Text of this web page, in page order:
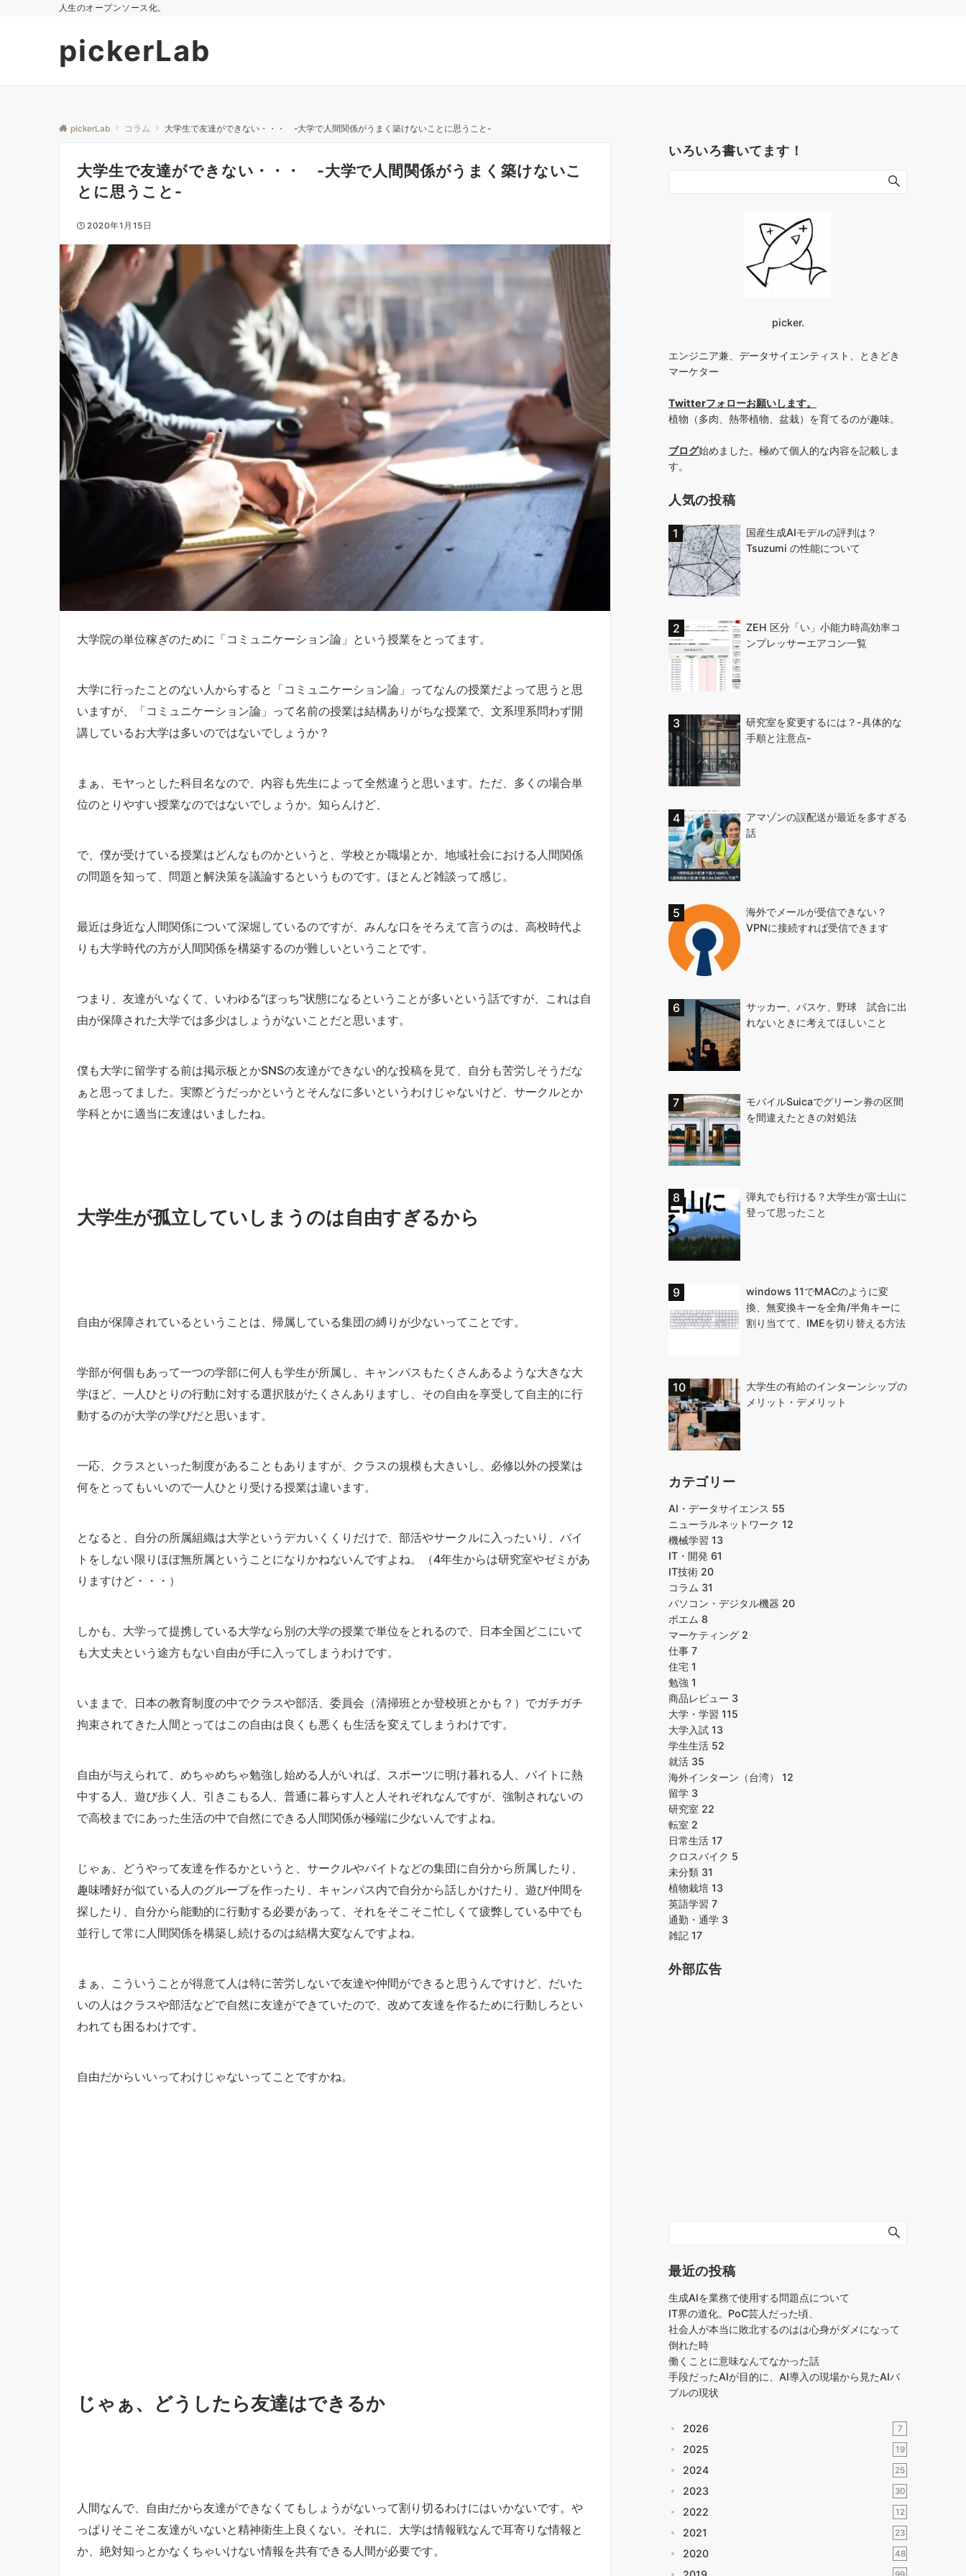
人生のオープンソース化。
pickerLab
pickerLab コラム 大学生で友達ができない・・・ -大学で人間関係がうまく築けないことに思うこと-
大学生で友達ができない・・・ -大学で人間関係がうまく築けないこ
とに思うこと-
2020年1月15日
大学院の単位稼ぎのために「コミュニケーション論」という授業をとってます。
大学に行ったことのない人からすると「コミュニケーション論」ってなんの授業だよって思うと思
いますが、「コミュニケーション論」って名前の授業は結構ありがちな授業で、文系理系問わず開
講しているお大学は多いのではないでしょうか？
まぁ、モヤっとした科目名なので、内容も先生によって全然違うと思います。ただ、多くの場合単
位のとりやすい授業なのではないでしょうか。知らんけど、
で、僕が受けている授業はどんなものかというと、学校とか職場とか、地域社会における人間関係
の問題を知って、問題と解決策を議論するというものです。ほとんど雑談って感じ。
最近は身近な人間関係について深堀しているのですが、みんな口をそろえて言うのは、高校時代よ
りも大学時代の方が人間関係を構築するのが難しいということです。
つまり、友達がいなくて、いわゆる”ぼっち”状態になるということが多いという話ですが、これは自
由が保障された大学では多少はしょうがないことだと思います。
僕も大学に留学する前は掲示板とかSNSの友達ができない的な投稿を見て、自分も苦労しそうだな
ぁと思ってました。実際どうだっかというとそんなに多いというわけじゃないけど、サークルとか
学科とかに適当に友達はいましたね。
大学生が孤立していしまうのは自由すぎるから
自由が保障されているということは、帰属している集団の縛りが少ないってことです。
学部が何個もあって一つの学部に何人も学生が所属し、キャンパスもたくさんあるような大きな大
学ほど、一人ひとりの行動に対する選択肢がたくさんありますし、その自由を享受して自主的に行
動するのが大学の学びだと思います。
一応、クラスといった制度があることもありますが、クラスの規模も大きいし、必修以外の授業は
何をとってもいいので一人ひとり受ける授業は違います。
となると、自分の所属組織は大学というデカいくくりだけで、部活やサークルに入ったいり、バイ
トをしない限りほぼ無所属ということになりかねないんですよね。（4年生からは研究室やゼミがあ
りますけど・・・）
しかも、大学って提携している大学なら別の大学の授業で単位をとれるので、日本全国どこにいて
も大丈夫という途方もない自由が手に入ってしまうわけです。
いままで、日本の教育制度の中でクラスや部活、委員会（清掃班とか登校班とかも？）でガチガチ
拘束されてきた人間とってはこの自由は良くも悪くも生活を変えてしまうわけです。
自由が与えられて、めちゃめちゃ勉強し始める人がいれば、スポーツに明け暮れる人、バイトに熱
中する人、遊び歩く人、引きこもる人、普通に暮らす人と人それぞれなんですが、強制されないの
で高校までにあった生活の中で自然にできる人間関係が極端に少ないんですよね。
じゃぁ、どうやって友達を作るかというと、サークルやバイトなどの集団に自分から所属したり、
趣味嗜好が似ている人のグループを作ったり、キャンパス内で自分から話しかけたり、遊び仲間を
探したり、自分から能動的に行動する必要があって、それをそこそこ忙しくて疲弊している中でも
並行して常に人間関係を構築し続けるのは結構大変なんですよね。
まぁ、こういうことが得意て人は特に苦労しないで友達や仲間ができると思うんですけど、だいた
いの人はクラスや部活などで自然に友達ができていたので、改めて友達を作るために行動しろとい
われても困るわけです。
自由だからいいってわけじゃないってことですかね。
じゃぁ、どうしたら友達はできるか
人間なんで、自由だから友達ができなくてもしょうがないって割り切るわけにはいかないです。や
っぱりそこそこ友達がいないと精神衛生上良くない。それに、大学は情報戦なんで耳寄りな情報と
か、絶対知っとかなくちゃいけない情報を共有できる人間が必要です。
いろいろ書いてます！
picker.
エンジニア兼、データサイエンティスト、ときどき
マーケター
Twitterフォローお願いします。
植物（多肉、熱帯植物、盆栽）を育てるのが趣味。
ブログ始めました。極めて個人的な内容を記載しま
す。
人気の投稿
国産生成AIモデルの評判は？
Tsuzumi の性能について
ZEH 区分「い」小能力時高効率コ
ンプレッサーエアコン一覧
研究室を変更するには？-具体的な
手順と注意点-
アマゾンの誤配送が最近を多すぎる
話
海外でメールが受信できない？
VPNに接続すれば受信できます
サッカー、バスケ、野球 試合に出
れないときに考えてほしいこと
モバイルSuicaでグリーン券の区間
を間違えたときの対処法
弾丸でも行ける？大学生が富士山に
登って思ったこと
windows 11でMACのように変
換、無変換キーを全角/半角キーに
割り当てて、IMEを切り替える方法
大学生の有給のインターンシップの
メリット・デメリット
カテゴリー
AI・データサイエンス 55
ニューラルネットワーク 12
機械学習 13
IT・開発 61
IT技術 20
コラム 31
パソコン・デジタル機器 20
ポエム 8
マーケティング 2
仕事 7
住宅 1
勉強 1
商品レビュー 3
大学・学習 115
大学入試 13
学生生活 52
就活 35
海外インターン（台湾） 12
留学 3
研究室 22
転室 2
日常生活 17
クロスバイク 5
未分類 31
植物栽培 13
英語学習 7
通勤・通学 3
雑記 17
外部広告
最近の投稿
生成AIを業務で使用する問題点について
IT界の道化。PoC芸人だった頃、
社会人が本当に敗北するのはは心身がダメになって
倒れた時
働くことに意味なんてなかった話
手段だったAIが目的に、AI導入の現場から見たAIバ
ブルの現状
2026 7
2025 19
2024 25
2023 30
2022 12
2021 23
2020 48